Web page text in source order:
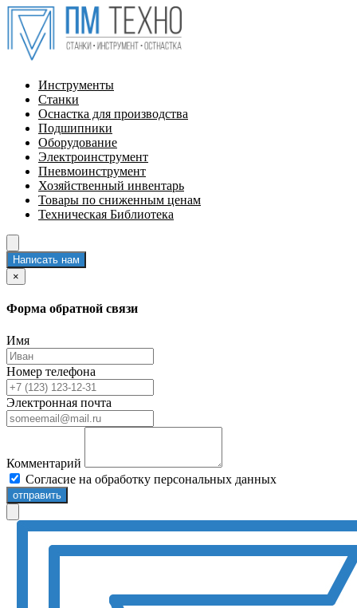
Инструменты
Станки
Оснастка для производства
Подшипники
Оборудование
Электроинструмент
Пневмоинструмент
Хозяйственный инвентарь
Товары по сниженным ценам
Техническая Библиотека
Написать нам
×
Форма обратной связи
Имя
Номер телефона
Электронная почта
Комментарий
Согласие на обработку персональных данных
отправить